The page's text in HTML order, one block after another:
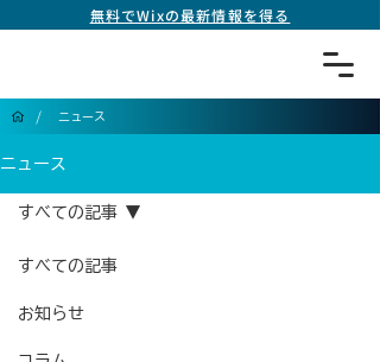
無料でWixの最新情報を得る
/ ニュース
ニュース
すべての記事
お知らせ
すべての記事